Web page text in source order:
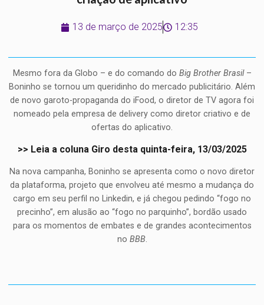
13 de março de 2025 12:35
Mesmo fora da Globo – e do comando do Big Brother Brasil–
Boninho se tornou um queridinho do mercado publicitário. Além
de novo garoto-propaganda do iFood, o diretor de TV agora foi
nomeado pela empresa de delivery como diretor criativo e de
ofertas do aplicativo.
>> Leia a coluna Giro desta quinta-feira, 13/03/2025
Na nova campanha, Boninho se apresenta como o novo diretor
da plataforma, projeto que envolveu até mesmo a mudança do
cargo em seu perfil no Linkedin, e já chegou pedindo “fogo no
precinho”, em alusão ao “fogo no parquinho”, bordão usado
para os momentos de embates e de grandes acontecimentos
no BBB.